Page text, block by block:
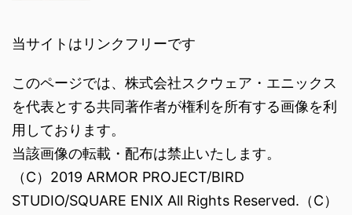
当サイトはリンクフリーです
このページでは、株式会社スクウェア・エニックス
を代表とする共同著作者が権利を所有する画像を利
用しております。
当該画像の転載・配布は禁止いたします。
（C）2019 ARMOR PROJECT/BIRD
STUDIO/SQUARE ENIX All Rights Reserved.（C）